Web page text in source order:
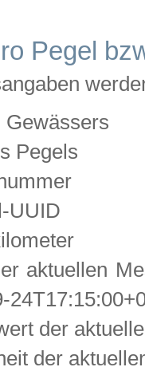
Pegel
Gewässers
Pegels
UUID
aktuellen
der
der